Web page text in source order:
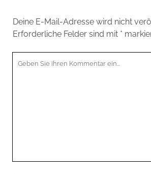
Deine E-Mail-Adresse wird nicht
Erforderliche Felder sind mit *